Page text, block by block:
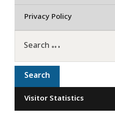
Privacy Policy
Visitor Statistics